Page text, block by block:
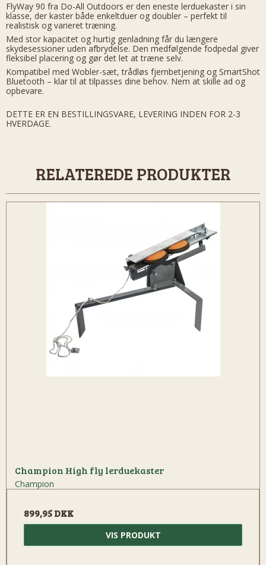
FlyWay 90 fra Do-All Outdoors er den eneste lerduekaster i sin
klasse, der kaster både enkeltduer og doubler – perfekt til
realistisk og varieret træning.
Med stor kapacitet og hurtig genladning får du længere
skydesessioner uden afbrydelse. Den medfølgende fodpedal giver
fleksibel placering og gør det let at træne selv.
Kompatibel med Wobler-sæt, trådløs fjernbetjening og SmartShot
Bluetooth – klar til at tilpasses dine behov. Nem at skille ad og
opbevare.
DETTE ER EN BESTILLINGSVARE, LEVERING INDEN FOR 2-3
HVERDAGE.
RELATEREDE PRODUKTER
Champion High fly lerduekaster
Champion
899,95 DKK
VIS PRODUKT